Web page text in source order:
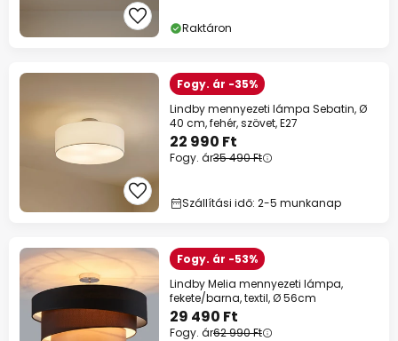
Raktáron
Fogy. ár -35%
Lindby mennyezeti lámpa Sebatin, Ø
40 cm, fehér, szövet, E27
22 990 Ft
Fogy. ár35 490 Ft
Szállítási idő: 2-5 munkanap
Fogy. ár -53%
Lindby Melia mennyezeti lámpa,
fekete/barna, textil, Ø 56cm
29 490 Ft
Fogy. ár62 990 Ft